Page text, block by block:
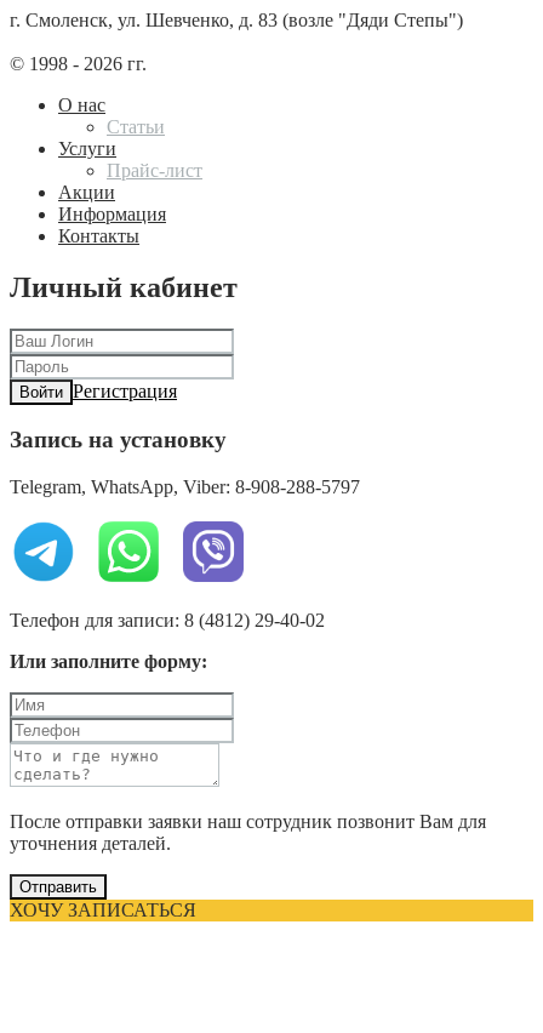
г. Смоленск, ул. Шевченко, д. 83 (возле "Дяди Степы")
© 1998 - 2026 гг.
О нас
Статьи
Услуги
Прайс-лист
Акции
Информация
Контакты
Личный кабинет
Войти Регистрация
Запись на установку
Telegram, WhatsApp, Viber: 8-908-288-5797
Телефон для записи: 8 (4812) 29-40-02
Или заполните форму:
После отправки заявки наш сотрудник позвонит Вам для
уточнения деталей.
Отправить
ХОЧУ ЗАПИСАТЬСЯ